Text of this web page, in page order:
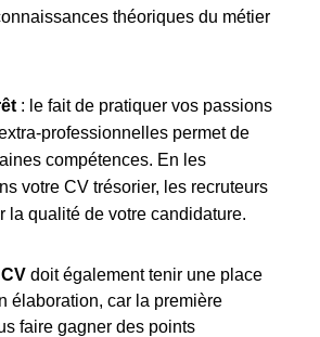
théoriques du métier
: le fait de pratiquer vos passions
professionnelles permet de
compétences. En les
votre CV trésorier, les recruteurs
la qualité de votre candidature.
doit également tenir une place
élaboration, car la première
faire gagner des points